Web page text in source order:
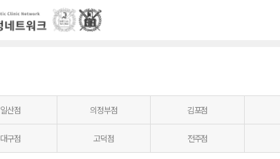
일산점 의정부점 김포점
대구점 고덕점 전주점